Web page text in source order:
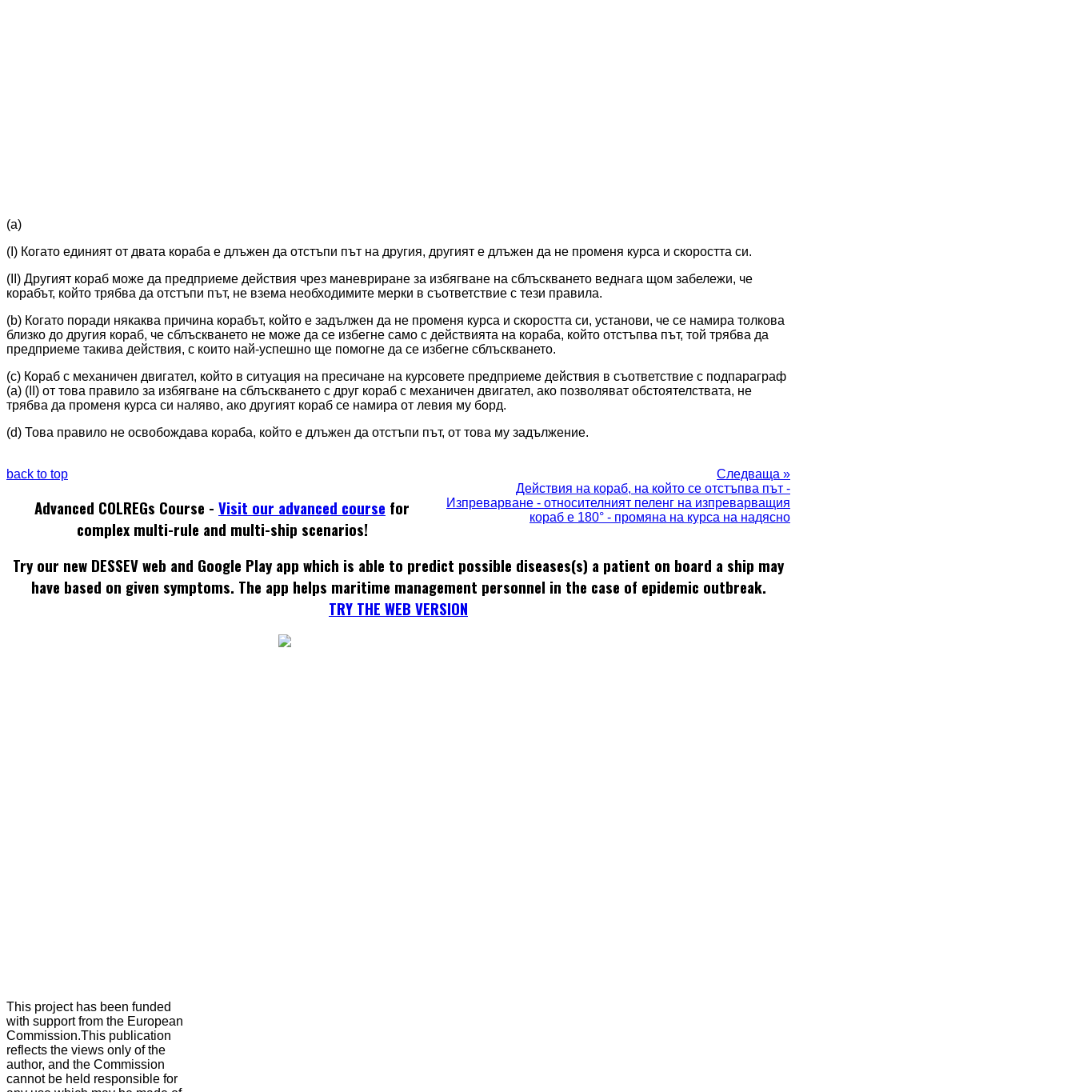
(a)
(I) Когато единият от двата кораба е длъжен да отстъпи път на другия, другият е длъжен да не променя курса и скоростта си.
(II) Другият кораб може да предприеме действия чрез маневриране за избягване на сблъскването веднага щом забележи, че
корабът, който трябва да отстъпи път, не взема необходимите мерки в съответствие с тези правила.
(b) Когато поради някаква причина корабът, който е задължен да не променя курса и скоростта си, установи, че се намира толкова
близко до другия кораб, че сблъскването не може да се избегне само с действията на кораба, който отстъпва път, той трябва да
предприеме такива действия, с които най-успешно ще помогне да се избегне сблъскването.
(с) Кораб с механичен двигател, който в ситуация на пресичане на курсовете предприеме действия в съответствие с подпараграф
(а) (II) от това правило за избягване на сблъскването с друг кораб с механичен двигател, ако позволяват обстоятелствата, не
трябва да променя курса си наляво, ако другият кораб се намира от левия му борд.
(d) Това правило не освобождава кораба, който е длъжен да отстъпи път, от това му задължение.
Следваща »
Действия на кораб, на който се отстъпва път -
Изпреварване - относителният пеленг на изпреварващия
кораб е 180° - промяна на курса на надясно
back to top
Advanced COLREGs Course - Visit our advanced course for
complex multi-rule and multi-ship scenarios!
Try our new DESSEV web and Google Play app which is able to predict possible diseases(s) a patient on board a ship may
have based on given symptoms. The app helps maritime management personnel in the case of epidemic outbreak.
TRY THE WEB VERSION
This project has been funded
with support from the European
Commission.This publication
reflects the views only of the
author, and the Commission
cannot be held responsible for